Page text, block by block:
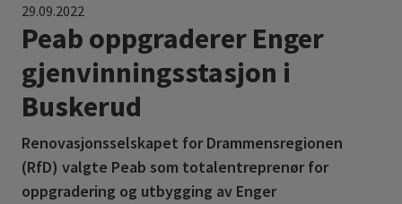
29.09.2022
Peab oppgraderer Enger
gjenvinningsstasjon i
Buskerud
Renovasjonsselskapet for Drammensregionen
(RfD) valgte Peab som totalentreprenør for
oppgradering og utbygging av Enger